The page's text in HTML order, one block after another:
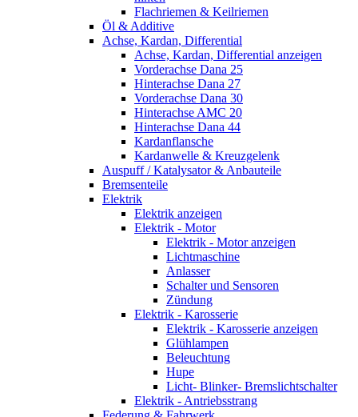
Flachriemen & Keilriemen
Öl & Additive
Achse, Kardan, Differential
Achse, Kardan, Differential anzeigen
Vorderachse Dana 25
Hinterachse Dana 27
Vorderachse Dana 30
Hinterachse AMC 20
Hinterachse Dana 44
Kardanflansche
Kardanwelle & Kreuzgelenk
Auspuff / Katalysator & Anbauteile
Bremsenteile
Elektrik
Elektrik anzeigen
Elektrik - Motor
Elektrik - Motor anzeigen
Lichtmaschine
Anlasser
Schalter und Sensoren
Zündung
Elektrik - Karosserie
Elektrik - Karosserie anzeigen
Glühlampen
Beleuchtung
Hupe
Licht- Blinker- Bremslichtschalter
Elektrik - Antriebsstrang